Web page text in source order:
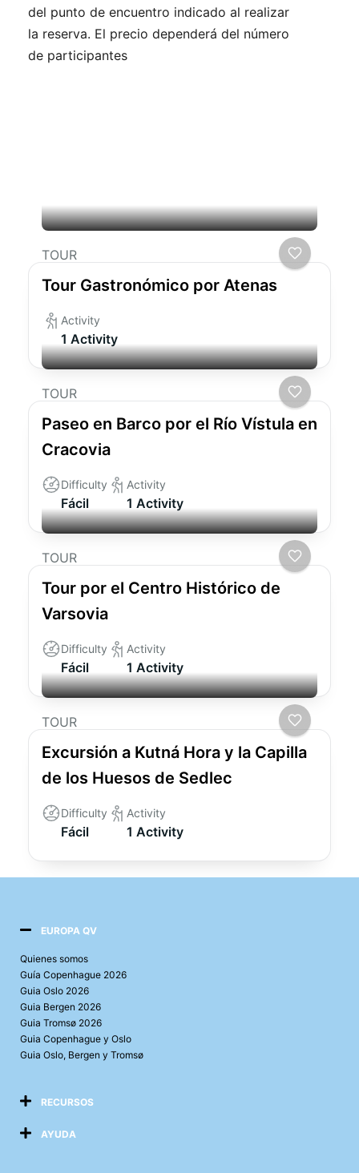
del punto de encuentro indicado al realizar
la reserva. El precio dependerá del número
de participantes
TOUR
Tour Gastronómico por Atenas
Activity
1 Activity
TOUR
Paseo en Barco por el Río Vístula en
Cracovia
Difficulty
Fácil
Activity
1 Activity
TOUR
Tour por el Centro Histórico de
Varsovia
Difficulty
Fácil
Activity
1 Activity
TOUR
Excursión a Kutná Hora y la Capilla
de los Huesos de Sedlec
Difficulty
Fácil
Activity
1 Activity
EUROPA QV
Quienes somos
Guía Copenhague 2026
Guia Oslo 2026
Guia Bergen 2026
Guia Tromsø 2026
Guia Copenhague y Oslo
Guia Oslo, Bergen y Tromsø
RECURSOS
AYUDA